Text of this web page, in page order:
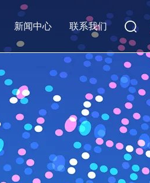
新闻中心 联系我们